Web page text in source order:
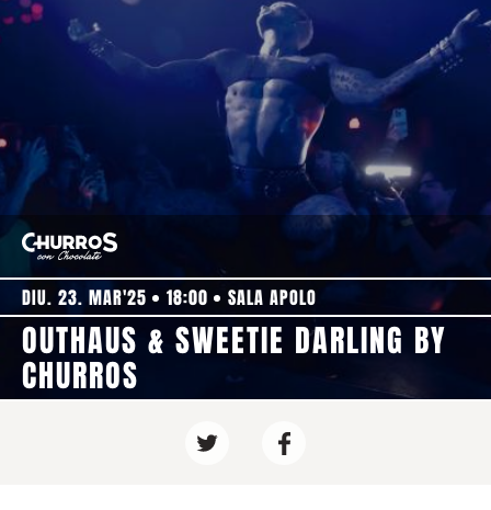
DIU. 23. MAR'25 18:00 SALA APOLO
OUTHAUS & SWEETIE DARLING BY
CHURROS